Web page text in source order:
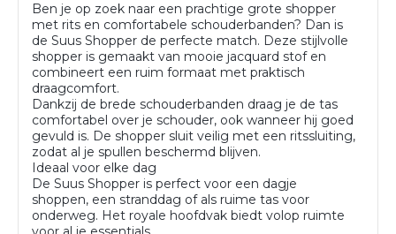
Ben je op zoek naar een prachtige grote shopper
met rits en comfortabele schouderbanden? Dan is
de Suus Shopper de perfecte match. Deze stijlvolle
shopper is gemaakt van mooie jacquard stof en
combineert een ruim formaat met praktisch
draagcomfort.
Dankzij de brede schouderbanden draag je de tas
comfortabel over je schouder, ook wanneer hij goed
gevuld is. De shopper sluit veilig met een ritssluiting,
zodat al je spullen beschermd blijven.
Ideaal voor elke dag
De Suus Shopper is perfect voor een dagje
shoppen, een stranddag of als ruime tas voor
onderweg. Het royale hoofdvak biedt volop ruimte